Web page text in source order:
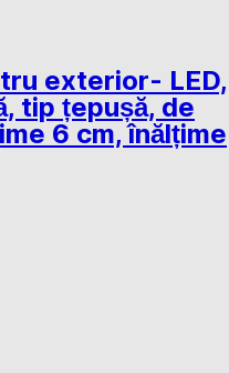
exterior- LED,
tip țepușă, de
6 cm, înălțime